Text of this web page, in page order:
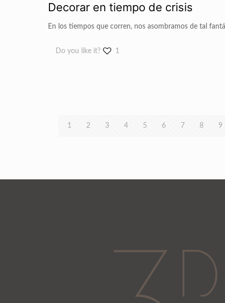
Decorar en tiempo de crisis
En los tiempos que corren, nos asombramos de tal
Do you like it? 1
1 2 3 4 5 6 7 8 9